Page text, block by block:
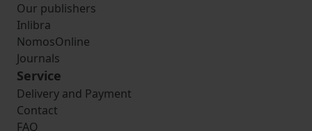
Our publishers
Inlibra
NomosOnline
Journals
Service
Delivery and Payment
Contact
FAQ